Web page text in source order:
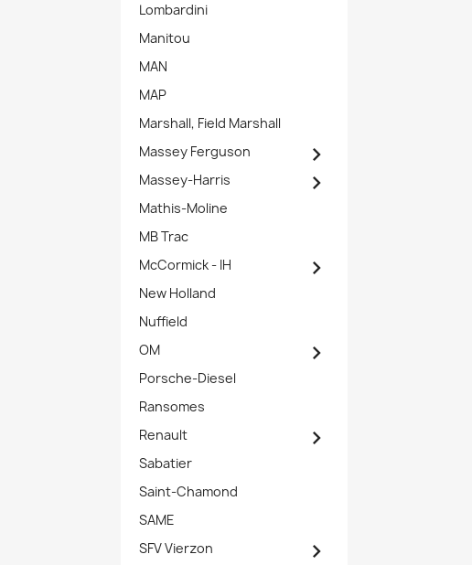
Lombardini
Manitou
MAN
MAP
Marshall, Field Marshall
Massey Ferguson

Massey-Harris 
Mathis-Moline
MB Trac
McCormick - IH

New Holland
Nuffield
OM

Porsche-Diesel
Ransomes
Renault

Sabatier
Saint-Chamond
SAME
SFV Vierzon
